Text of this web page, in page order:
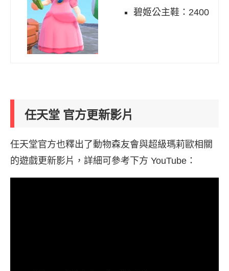
碧姬公主鞋：2400
任天堂 官方更新影片
任天堂官方也釋出了動物森友會與超級瑪莉歐相關
的遊戲更新影片，詳細可參考下方 YouTube：